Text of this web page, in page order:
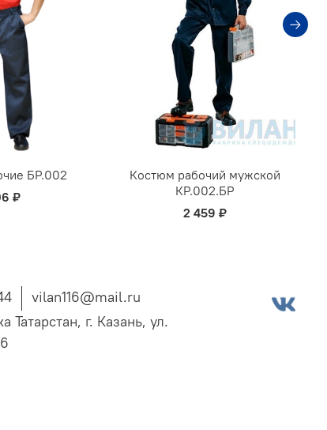
БР.002
₽
Костюм рабочий мужской
КР.002.БР
2 459 ₽
vilan116@mail.ru
Татарстан, г. Казань, ул.